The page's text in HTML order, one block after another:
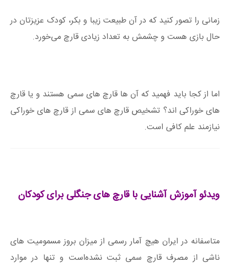
زمانی را تصور کنید که در آن طبیعت زیبا و بکر، کودک عزیزتان در
حال بازی هست و چشمش به تعداد زیادی قارچ می‌خورد.
اما از کجا باید فهمید که آن ها قارچ های سمی هستند و یا قارچ
های خوراکی اند؟ تشخیص قارچ های سمی از قارچ های خوراکی
نیازمند علم کافی است.
ویدئو آموزش آشنایی با قارچ های جنگلی برای کودکان
متاسفانه در ایران هیچ آمار رسمی از میزان بروز مسمومیت های
ناشی از مصرف قارچ سمی ثبت نشده‌است و تنها در موارد